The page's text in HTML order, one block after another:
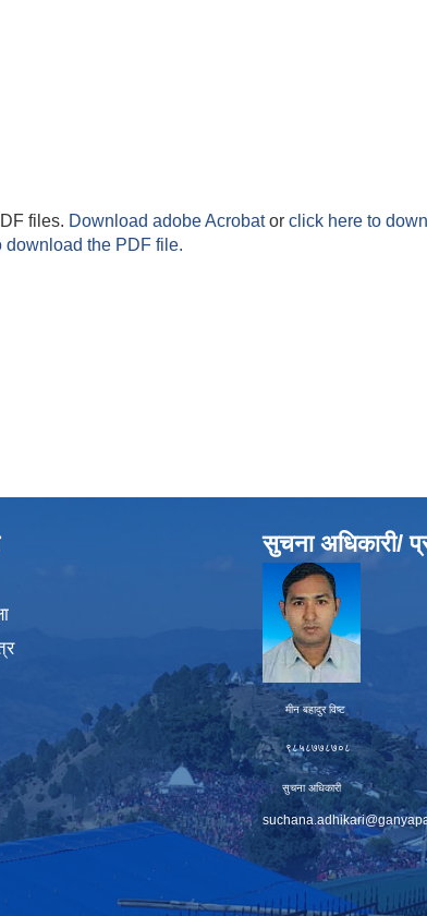
files. Download adobe Acrobator click here to
download the PDF file.
सुचना अधिकारी/
मीन बहादुर
सुचना